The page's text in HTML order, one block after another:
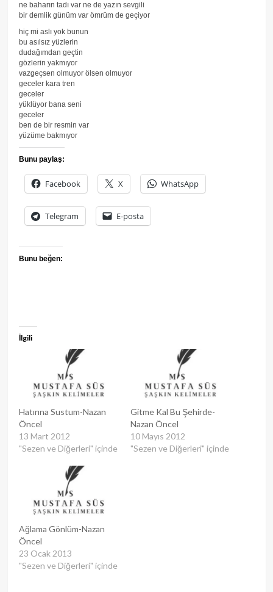
ne baharın tadı var ne de yazın sevgili
bir demlik günüm var ömrüm de geçiyor
hiç mi aslı yok bunun
bu asılsız yüzlerin
dudağımdan geçtin
gözlerin yakmıyor
vazgeçsen olmuyor ölsen olmuyor
geceler kara tren
geceler
yüklüyor bana seni
geceler
ben de bir resmin var
yüzüme bakmıyor
Bunu paylaş:
Facebook X WhatsApp
Telegram E-posta
Bunu beğen:
İlgili
Hatırına Sustum-Nazan
Öncel
13 Mart 2012
"Sezen ve Diğerleri" içinde
Gitme Kal Bu Şehirde-
Nazan Öncel
10 Mayıs 2012
"Sezen ve Diğerleri" içinde
Ağlama Gönlüm-Nazan
Öncel
23 Ocak 2013
"Sezen ve Diğerleri" içinde